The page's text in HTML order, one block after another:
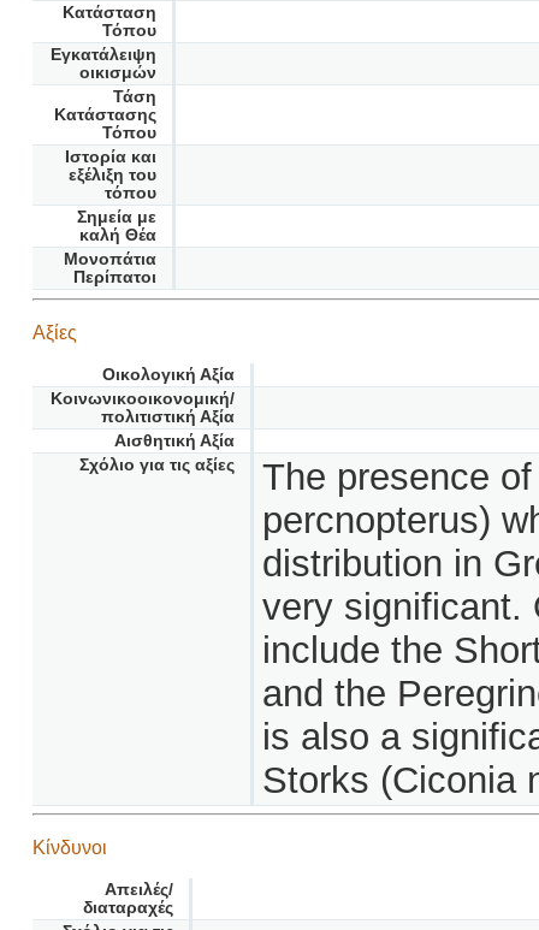
Κατάσταση
Τόπου
Εγκατάλειψη
οικισμών
Τάση
Κατάστασης
Τόπου
Ιστορία και
εξέλιξη του
τόπου
Σημεία με
καλή Θέα
Μονοπάτια
Περίπατοι
Αξίες
Οικολογική Αξία
Κοινωνικοοικονομική/
πολιτιστική Αξία
Αισθητική Αξία
Σχόλιο για τις αξίες
The presence
percnopterus)
distribution in
very significant.
include the
and the
is also a
Storks (Ciconia
Κίνδυνοι
Απειλές/
διαταραχές